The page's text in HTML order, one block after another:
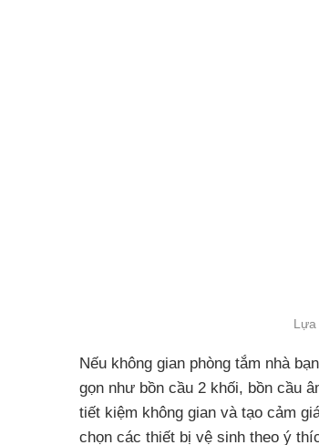
Lựa
Nếu không gian phòng tắm nhà
gọn như bồn cầu 2 khối, bồn cầu
tiết kiệm không gian và tạo cảm
chọn các thiết bị vệ sinh theo ý